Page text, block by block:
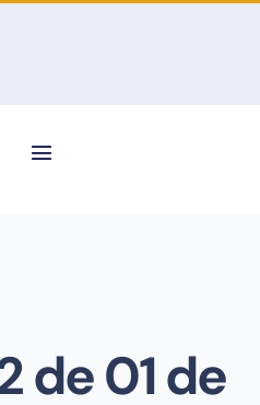
de 01 de